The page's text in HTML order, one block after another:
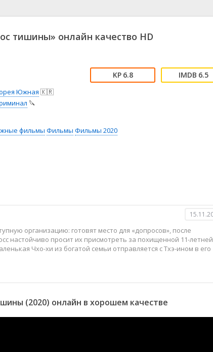
👨‍💼 Новости
🎒 Приключения
😱 Ужасы
🤠 Фильм-нуар
🧝‍♂️ Фэнтези
тишины» онлайн качество HD
Южная 🇰🇷
🔪
6.8 6.5
фильмы Фильмы Фильмы 2020
организацию: готовят место для «допросов», после
настойчиво просит их присмотреть за похищенной 11-летней
Чхо-хи из богатой семьи отправляется с Тхэ-ином в его
(2020) онлайн в хорошем качестве